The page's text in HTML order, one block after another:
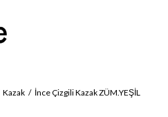
Kazak
İnce Çizgili Kazak ZÜM.YEŞİL